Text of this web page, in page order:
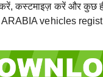
कस्टमाइज़ करें और कुछ
vehicles